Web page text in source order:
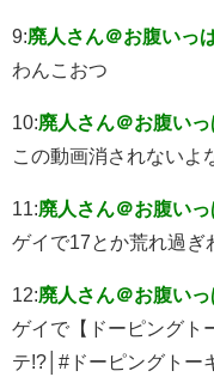
9:廃人さん＠お腹いっ
わんこおつ
10:廃人さん＠お腹い
この動画消されないよ
11:廃人さん＠お腹い
ゲイで17とか荒れ過ぎ
12:廃人さん＠お腹い
ゲイで【ドーピングト
テ!?│#ドーピングトー